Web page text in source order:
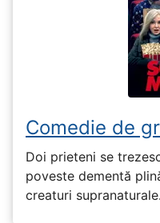
Comedie de
Doi prieteni se
poveste dementă
creaturi supranaturale.